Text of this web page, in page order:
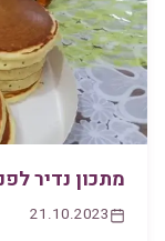
מתכון נדיר
21.10.2023